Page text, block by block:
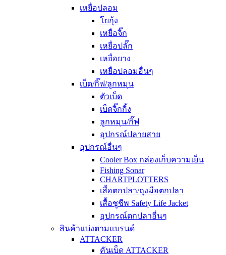
เหยื่อปลอม
โยกุ้ง
เหยื่อจิ๊ก
เหยื่อปลั๊ก
เหยื่อยาง
เหยื่อปลอมอื่นๆ
เบ็ด/กิ๊ฟ/ลูกหมุน
ตัวเบ็ด
เบ็ดจิ๊กกิ้ง
ลูกหมุน/กิ๊ฟ
อุปกรณ์ปลายสาย
อุปกรณ์อื่นๆ
Cooler Box กล่องเก็บความเย็น
Fishing Sonar
CHARTPLOTTERS
เสื้อตกปลา/ถุงมือตกปลา
เสื้อชูชีพ Safety Life Jacket
อุปกรณ์ตกปลาอื่นๆ
สินค้าแบ่งตามแบรนด์
ATTACKER
คันเบ็ด ATTACKER